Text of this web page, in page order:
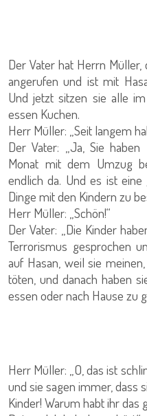
Der Vater hat Herrn
angerufen und ist mit
Und jetzt sitzen sie alle
essen Kuchen.
Herr Müller: „Seit langem
Der Vater: „Ja, Sie
Monat mit dem Umzug
endlich da. Und es ist
Dinge mit den Kindern zu
Herr Müller: „Schön!“
Der Vater: „Die Kinder
Terrorismus gesprochen
auf Hasan, weil sie
töten, und danach haben
essen oder nach Hause zu
Herr Müller: „O, das ist
und sie sagen immer, dass
Kinder! Warum habt ihr das